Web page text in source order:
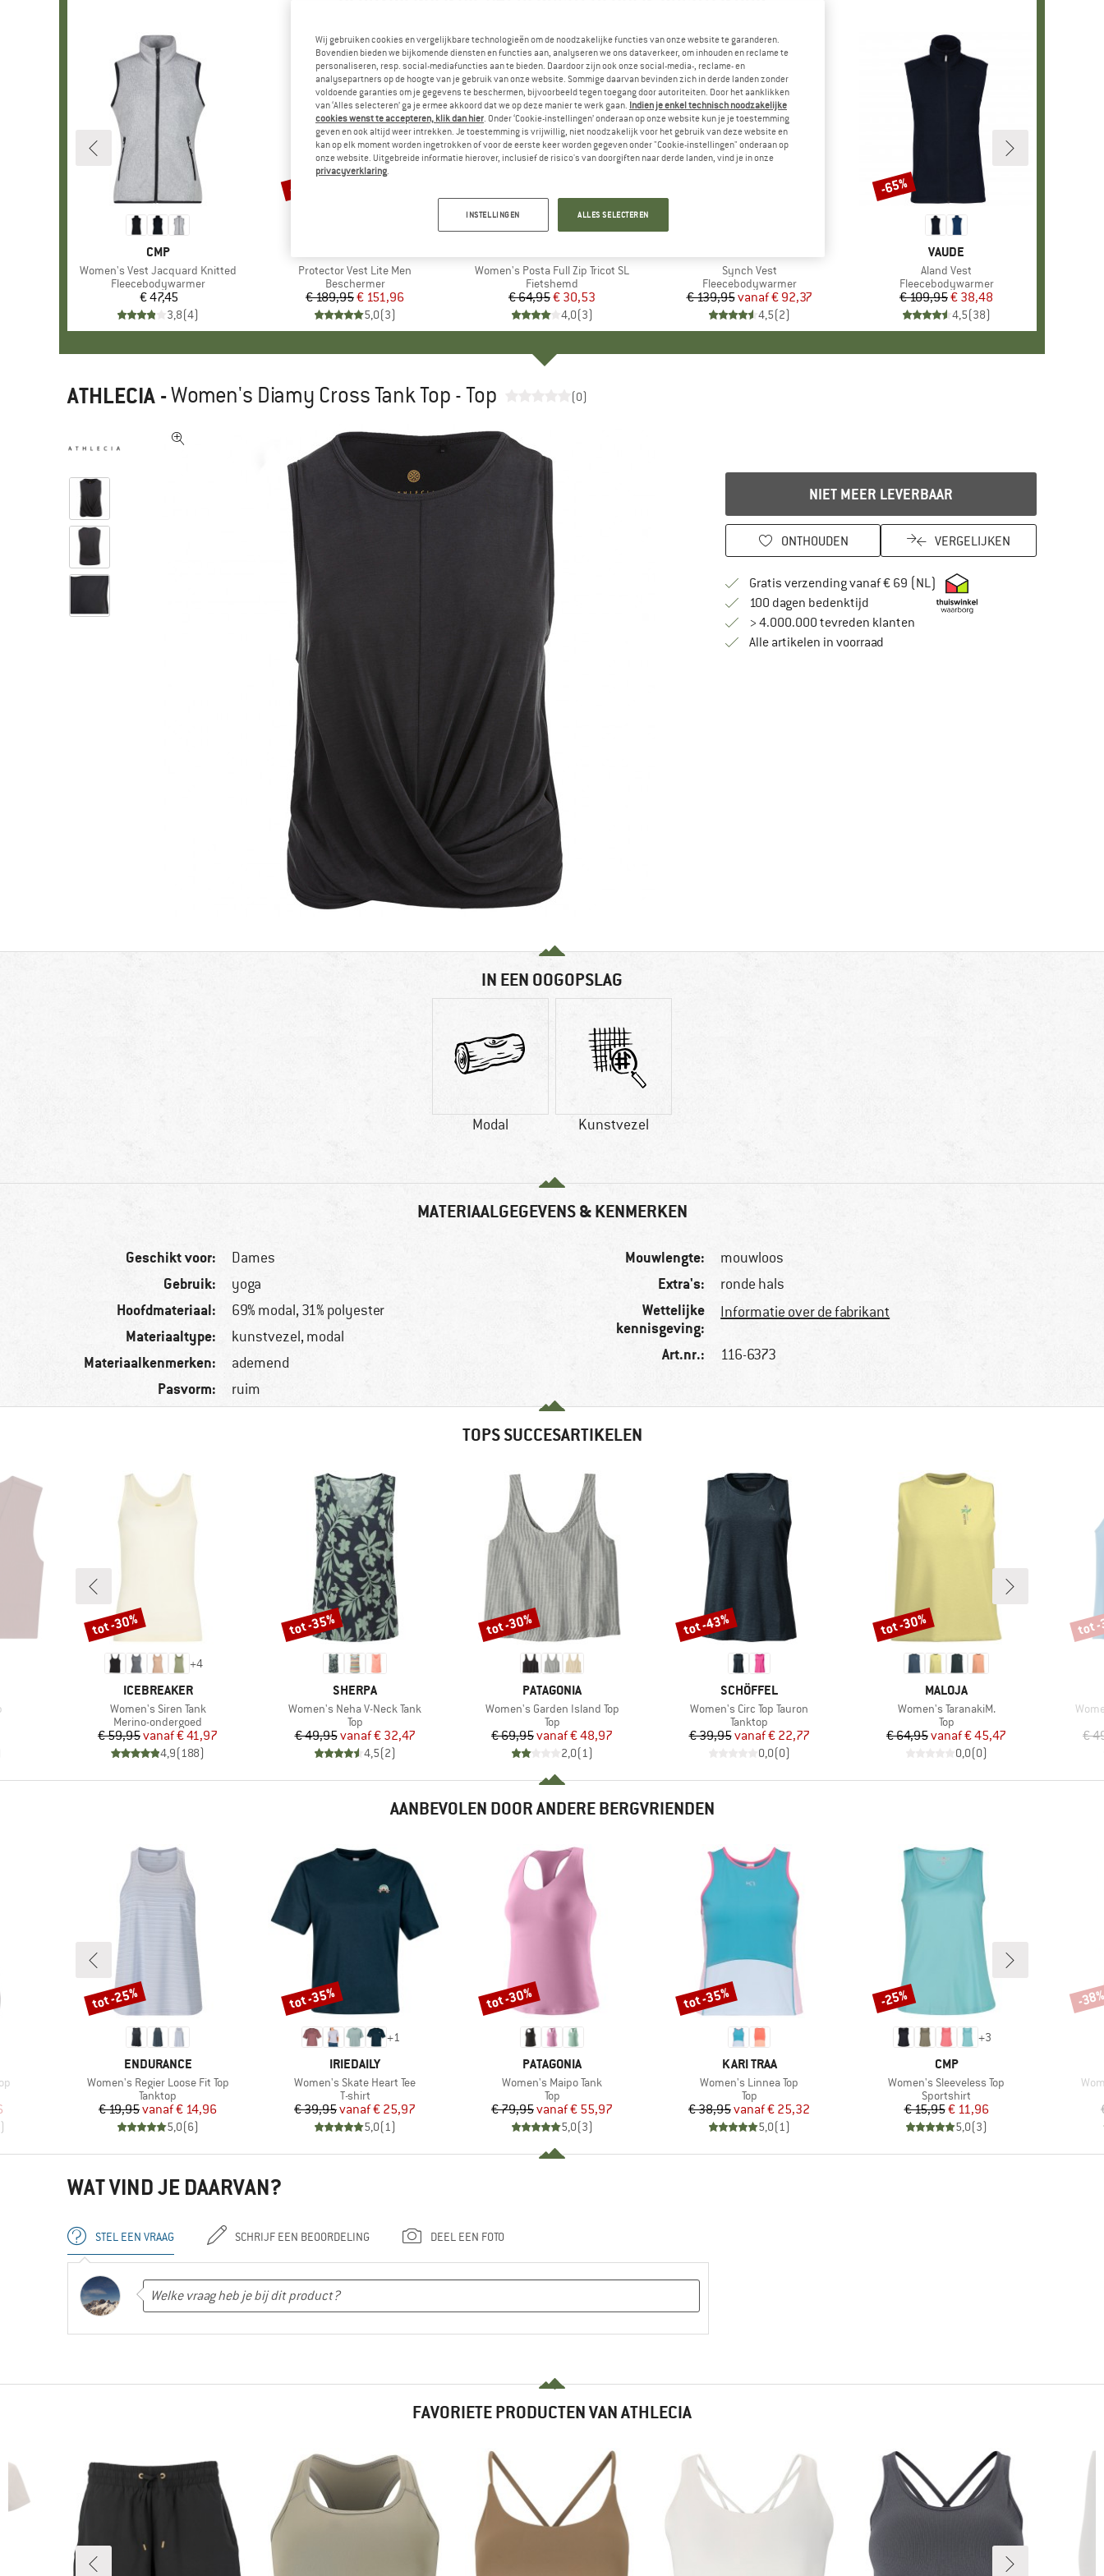
MERK
CMP
Artikel
Women's Vest Jacquard Knitted
Productgroep
Fleecebodywarmer
Prijs
€ 47,45
3,8(4)
Artikel
Protector Vest Lite Men
Productgroep
Beschermer
Prijs
€ 189,95Verlaagde prijs
€ 151,96
5,0(3)
Korting
-20%
Artikel
Women's Posta Full Zip Tricot SL
Productgroep
Fietshemd
Prijs
€ 64,95Verlaagde prijs
€ 30,53
4,0(3)
Artikel
Synch Vest
Productgroep
Fleecebodywarmer
Prijs
€ 139,95 Verlaagde prijs
vanaf€ 92,37
4,5(2)
MERK
VAUDE
Artikel
Aland Vest
Productgroep
Fleecebodywarmer
Prijs
€ 109,95Verlaagde prijs
€ 38,48
4,5(38)
Korting
-65%
ATHLECIA -Women's Diamy Cross Tank Top - Top (0)
NIET MEER LEVERBAAR
ONTHOUDEN VERGELIJKEN
Gratis verzending vanaf € 69 (NL) Vind hier de
100 dagen bedenktijdVind de betalingsinformatie hier! Opent in
> 4.000.000 tevreden klanten
Alle artikelen in voorraad
IN EEN OOGOPSLAG
Modal Kunstvezel
MATERIAALGEGEVENS & KENMERKEN
Geschikt voor: Dames
Gebruik: yoga
Hoofdmateriaal: 69% modal, 31% polyester
Materiaaltype: kunstvezel, modal
Materiaalkenmerken: ademend
Pasvorm: ruim
Mouwlengte: mouwloos
Extra's: ronde hals
Wettelijke
kennisgeving:
Informatie over de fabrikant
Art.nr.: 116-6373
TOPS SUCCESARTIKELEN
+4
MERK
ICEBREAKER
Artikel
Women's Siren Tank
Productgroep
Merino-ondergoed
Prijs
€ 59,95 Verlaagde prijs
vanaf€ 41,97
4,9(188)
Korting
tot -30%
MERK
SHERPA
Artikel
Women's Neha V-Neck Tank
Productgroep
Top
Prijs
€ 49,95 Verlaagde prijs
vanaf€ 32,47
4,5(2)
Korting
tot -35%
MERK
PATAGONIA
Artikel
Women's Garden Island Top
Productgroep
Top
Prijs
€ 69,95 Verlaagde prijs
vanaf€ 48,97
2,0(1)
Korting
tot -30%
MERK
SCHÖFFEL
Artikel
Women's Circ Top Tauron
Productgroep
Tanktop
Prijs
€ 39,95 Verlaagde prijs
vanaf€ 22,77
0,0(0)
Korting
tot -43%
MERK
MALOJA
Artikel
Women's TaranakiM.
Productgroep
Top
Prijs
€ 64,95 Verlaagde prijs
vanaf€ 45,47
0,0(0)
Korting
tot -30%
Artikel
€
tot
AANBEVOLEN DOOR ANDERE BERGVRIENDEN
prijs
)
MERK
ENDURANCE
Artikel
Women's Regier Loose Fit Top
Productgroep
Tanktop
Prijs
€ 19,95 Verlaagde prijs
vanaf€ 14,96
5,0(6)
Korting
tot -25%
+1
MERK
IRIEDAILY
Artikel
Women's Skate Heart Tee
Productgroep
T-shirt
Prijs
€ 39,95 Verlaagde prijs
vanaf€ 25,97
5,0(1)
Korting
tot -35%
MERK
PATAGONIA
Artikel
Women's Maipo Tank
Productgroep
Top
Prijs
€ 79,95 Verlaagde prijs
vanaf€ 55,97
5,0(3)
Korting
tot -30%
MERK
KARI TRAA
Artikel
Women's Linnea Top
Productgroep
Top
Prijs
€ 38,95 Verlaagde prijs
vanaf€ 25,32
5,0(1)
Korting
tot -35%
+3
MERK
CMP
Artikel
Women's Sleeveless Top
Productgroep
Sportshirt
Prijs
€ 15,95Verlaagde prijs
€ 11,96
5,0(3)
Korting
-25% -
WAT VIND JE DAARVAN?
STEL EEN VRAAG SCHRIJF EEN BEOORDELING DEEL EEN FOTO
FAVORIETE PRODUCTEN VAN ATHLECIA
Wij gebruiken cookies en vergelijkbare technologieën om de noodzakelijke functies van onze website te garanderen.
Bovendien bieden we bijkomende diensten en functies aan, analyseren we ons dataverkeer, om inhouden en reclame te
personaliseren, resp. social-mediafuncties aan te bieden. Daardoor zijn ook onze social-media-, reclame- en
analysepartners op de hoogte van je gebruik van onze website. Sommige daarvan bevinden zich in derde landen zonder
voldoende garanties om je gegevens te beschermen, bijvoorbeeld tegen toegang door autoriteiten. Door het aanklikken
van ‘Alles selecteren’ ga je ermee akkoord dat we op deze manier te werk gaan. Indien je enkel technisch noodzakelijke
cookies wenst te accepteren, klik dan hier. Onder ‘Cookie-instellingen’ onderaan op onze website kun je je toestemming
geven en ook altijd weer intrekken. Je toestemming is vrijwillig, niet noodzakelijk voor het gebruik van deze website en
kan op elk moment worden ingetrokken of voor de eerste keer worden gegeven onder "Cookie-instellingen" onderaan op
onze website. Uitgebreide informatie hierover, inclusief de risico's van doorgiften naar derde landen, vind je in onze
privacyverklaring.
INSTELLINGEN ALLES SELECTEREN